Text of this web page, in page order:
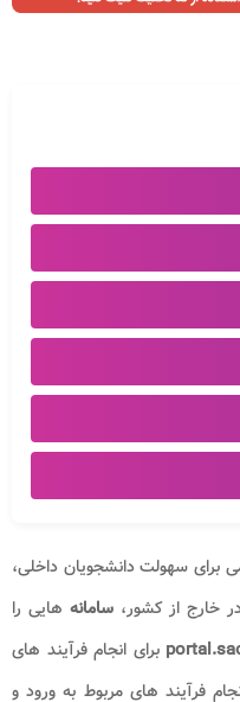
برای سهولت دانشجویان داخلی،
خارج از کشور،سامانه هایی را
برای انجام فرآیند های
فرآیند های مربوط به ورود و